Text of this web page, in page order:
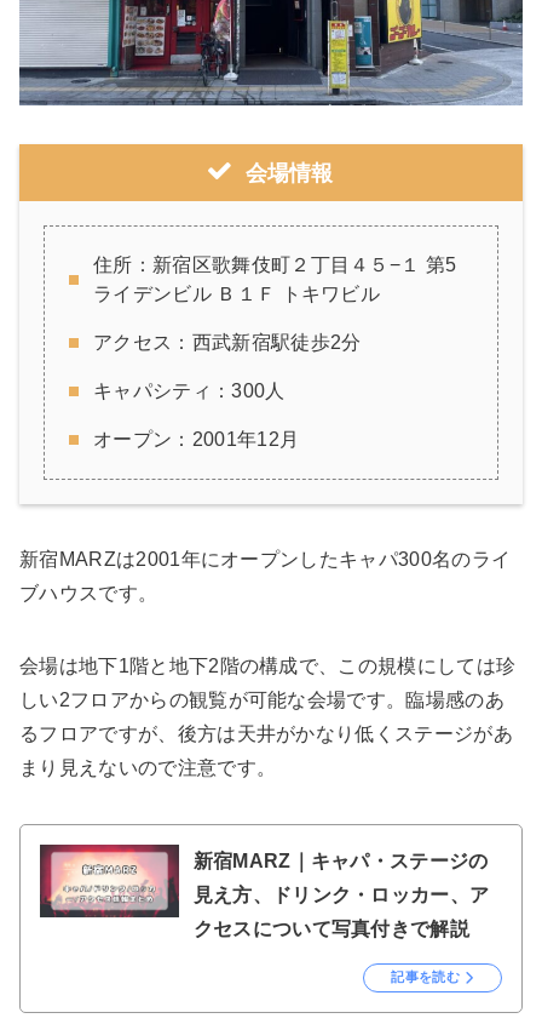
会場情報
住所：新宿区歌舞伎町２丁目４５−１ 第5
ライデンビル Ｂ１Ｆ トキワビル
アクセス：西武新宿駅徒歩2分
キャパシティ：300人
オープン：2001年12月
新宿MARZは2001年にオープンしたキャパ300名のライ
ブハウスです。
会場は地下1階と地下2階の構成で、この規模にしては珍
しい2フロアからの観覧が可能な会場です。臨場感のあ
るフロアですが、後方は天井がかなり低くステージがあ
まり見えないので注意です。
新宿MARZ｜キャパ・ステージの
見え方、ドリンク・ロッカー、ア
クセスについて写真付きで解説
記事を読む